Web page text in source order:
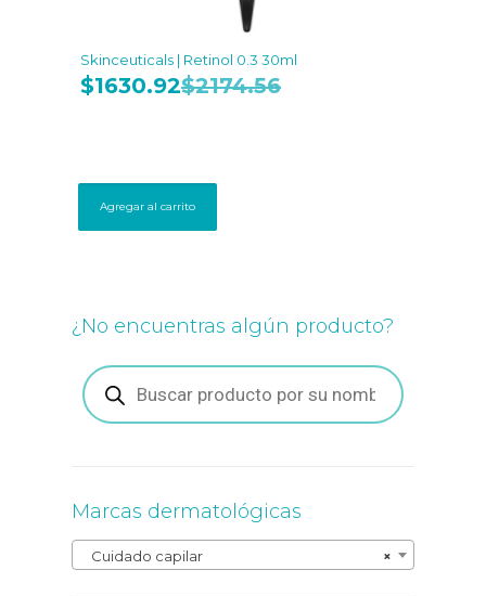
Skinceuticals | Retinol 0.3 30ml
$1630.92$2174.56
Agregar al carrito
¿No encuentras algún producto?
Búsqueda
de
productos
Marcas dermatológicas
×
Cuidado capilar